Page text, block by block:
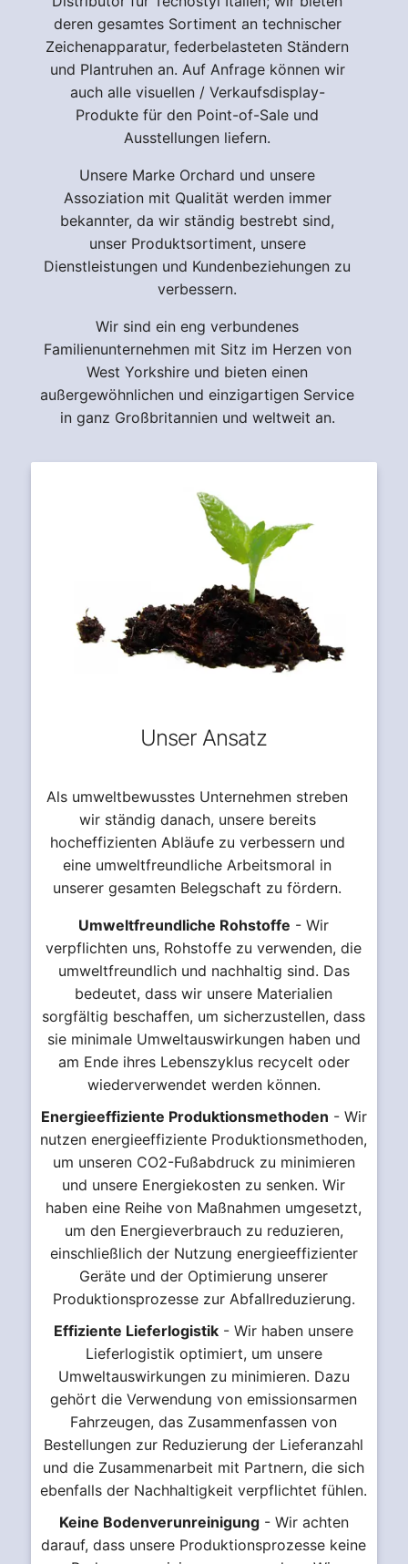
deren gesamtes Sortiment an technischer
Zeichenapparatur, federbelasteten Ständern
und Plantruhen an. Auf Anfrage können wir
auch alle visuellen / Verkaufsdisplay-
Produkte für den Point-of-Sale und
Ausstellungen liefern.
Unsere Marke Orchard und unsere
Assoziation mit Qualität werden immer
bekannter, da wir ständig bestrebt sind,
unser Produktsortiment, unsere
Dienstleistungen und Kundenbeziehungen zu
verbessern.
Wir sind ein eng verbundenes
Familienunternehmen mit Sitz im Herzen von
West Yorkshire und bieten einen
außergewöhnlichen und einzigartigen Service
in ganz Großbritannien und weltweit an.
Unser Ansatz
Als umweltbewusstes Unternehmen streben
wir ständig danach, unsere bereits
hocheffizienten Abläufe zu verbessern und
eine umweltfreundliche Arbeitsmoral in
unserer gesamten Belegschaft zu fördern.
Umweltfreundliche Rohstoffe - Wir
verpflichten uns, Rohstoffe zu verwenden, die
umweltfreundlich und nachhaltig sind. Das
bedeutet, dass wir unsere Materialien
sorgfältig beschaffen, um sicherzustellen, dass
sie minimale Umweltauswirkungen haben und
am Ende ihres Lebenszyklus recycelt oder
wiederverwendet werden können.
Energieeffiziente Produktionsmethoden - Wir
nutzen energieeffiziente Produktionsmethoden,
um unseren CO2-Fußabdruck zu minimieren
und unsere Energiekosten zu senken. Wir
haben eine Reihe von Maßnahmen umgesetzt,
um den Energieverbrauch zu reduzieren,
einschließlich der Nutzung energieeffizienter
Geräte und der Optimierung unserer
Produktionsprozesse zur Abfallreduzierung.
Effiziente Lieferlogistik - Wir haben unsere
Lieferlogistik optimiert, um unsere
Umweltauswirkungen zu minimieren. Dazu
gehört die Verwendung von emissionsarmen
Fahrzeugen, das Zusammenfassen von
Bestellungen zur Reduzierung der Lieferanzahl
und die Zusammenarbeit mit Partnern, die sich
ebenfalls der Nachhaltigkeit verpflichtet fühlen.
Keine Bodenverunreinigung- Wir achten
darauf, dass unsere Produktionsprozesse keine